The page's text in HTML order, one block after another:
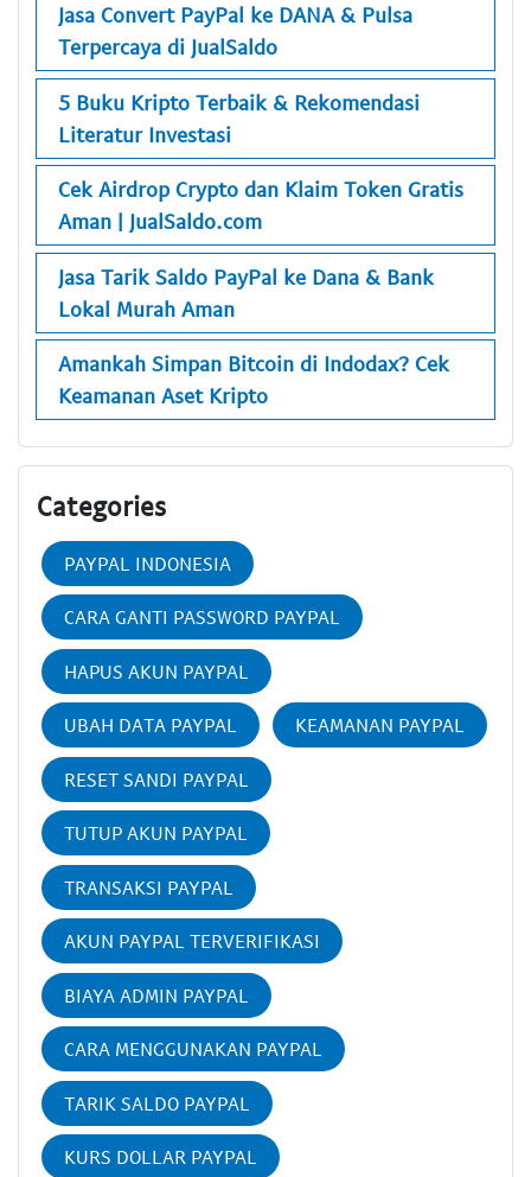
Jasa Convert PayPal ke DANA & Pulsa
Terpercaya di JualSaldo
5 Buku Kripto Terbaik & Rekomendasi
Literatur Investasi
Cek Airdrop Crypto dan Klaim Token Gratis
Aman | JualSaldo.com
Jasa Tarik Saldo PayPal ke Dana & Bank
Lokal Murah Aman
Amankah Simpan Bitcoin di Indodax? Cek
Keamanan Aset Kripto
Categories
PAYPAL INDONESIA
CARA GANTI PASSWORD PAYPAL
HAPUS AKUN PAYPAL
UBAH DATA PAYPAL KEAMANAN PAYPAL
RESET SANDI PAYPAL
TUTUP AKUN PAYPAL
TRANSAKSI PAYPAL
AKUN PAYPAL TERVERIFIKASI
BIAYA ADMIN PAYPAL
CARA MENGGUNAKAN PAYPAL
TARIK SALDO PAYPAL
KURS DOLLAR PAYPAL